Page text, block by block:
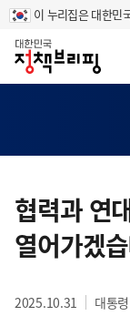
이 누리집은 대한민
홈
텐
츠
영
협력과 연
열어가겠
2025.10.31 대통령